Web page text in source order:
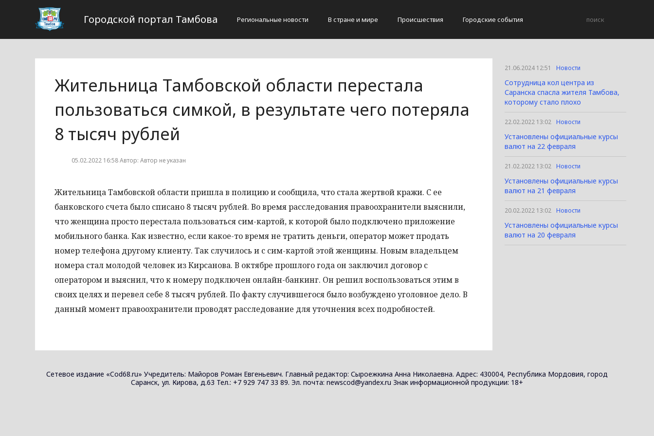
Городской портал Тамбова Региональные новости В стране и мире Происшествия Городские события
Жительница Тамбовской области перестала
пользоваться симкой, в результате чего потеряла
8 тысяч рублей
05.02.2022 16:58 Автор: Автор не указан
Жительница Тамбовской области пришла в полицию и сообщила, что стала жертвой кражи. С ее
банковского счета было списано 8 тысяч рублей. Во время расследования правоохранители выяснили,
что женщина просто перестала пользоваться сим-картой, к которой было подключено приложение
мобильного банка. Как известно, если какое-то время не тратить деньги, оператор может продать
номер телефона другому клиенту. Так случилось и с сим-картой этой женщины. Новым владельцем
номера стал молодой человек из Кирсанова. В октябре прошлого года он заключил договор с
оператором и выяснил, что к номеру подключен онлайн-банкинг. Он решил воспользоваться этим в
своих целях и перевел себе 8 тысяч рублей. По факту случившегося было возбуждено уголовное дело. В
данный момент правоохранители проводят расследование для уточнения всех подробностей.
21.06.2024 12:51 Новости
Сотрудница кол центра из
Саранска спасла жителя Тамбова,
которому стало плохо
22.02.2022 13:02 Новости
Установлены официальные курсы
валют на 22 февраля
21.02.2022 13:02 Новости
Установлены официальные курсы
валют на 21 февраля
20.02.2022 13:02 Новости
Установлены официальные курсы
валют на 20 февраля
Сетевое издание «Cod68.ru» Учредитель: Майоров Роман Евгеньевич. Главный редактор: Сыроежкина Анна Николаевна. Адрес: 430004, Республика Мордовия, город
Саранск, ул. Кирова, д.63 Тел.: +7 929 747 33 89. Эл. почта: newscod@yandex.ru Знак информационной продукции: 18+